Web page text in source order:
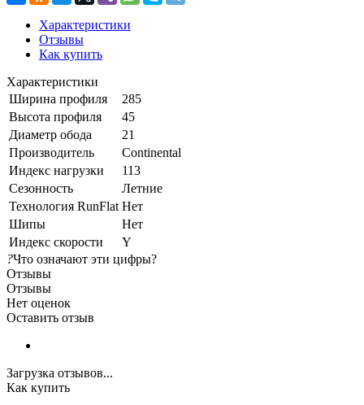
Характеристики
Отзывы
Как купить
Характеристики
Ширина профиля
285
Высота профиля
45
Диаметр обода
21
Производитель
Continental
Индекс нагрузки
113
Сезонность
Летние
Технология RunFlat Нет
Шипы
Нет
Индекс скорости
Y
?Что означают эти цифры?
Отзывы
Отзывы
Нет оценок
Оставить отзыв
Загрузка отзывов...
Как купить